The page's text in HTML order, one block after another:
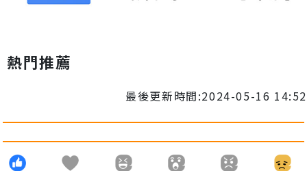
熱門推薦
最後更新時間:2024-05-16 14:52